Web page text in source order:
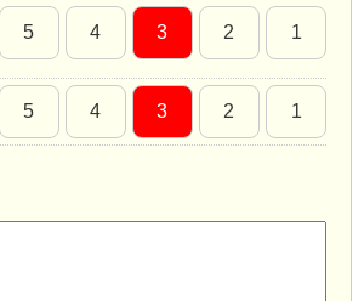
5 4 3 2 1
5 4 3 2 1